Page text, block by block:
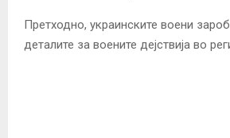
Претходно, украинските воени
деталите за воените дејствија во